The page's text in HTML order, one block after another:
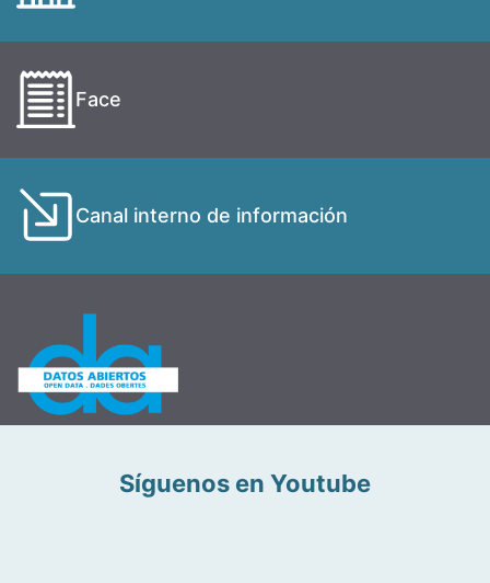
Face
Canal interno de información
Síguenos en Youtube